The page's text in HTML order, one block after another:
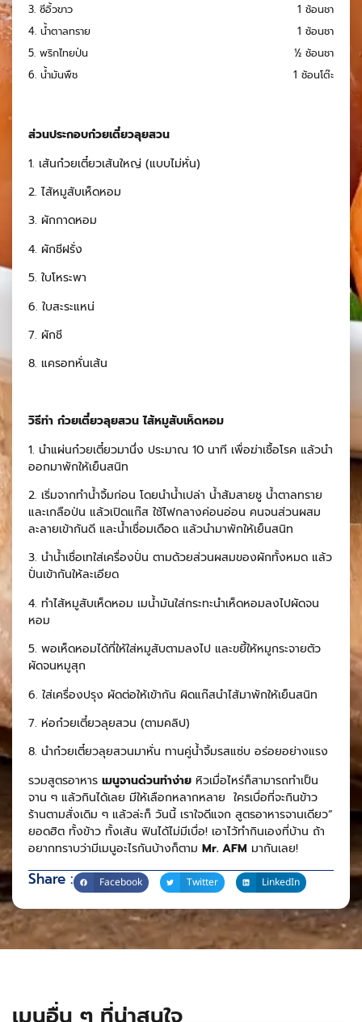
3. ซีอิ้วขาว
1 ช้อนชา
4. น้ำตาลทราย
1 ช้อนชา
5. พริกไทยป่น
½ ช้อนชา
6. น้ำมันพืช
1 ช้อนโต๊ะ
ส่วนประกอบก๋วยเตี๋ยวลุยสวน
1. เส้นก๋วยเตี๋ยวเส้นใหญ่ (แบบไม่หั่น)
2. ไส้หมูสับเห็ดหอม
3. ผักกาดหอม
4. ผักชีฝรั่ง
5. ใบโหระพา
6. ใบสะระแหน่
7. ผักชี
8. แครอทหั่นเส้น
วิธีทำ ก๋วยเตี๋ยวลุยสวน ไส้หมูสับเห็ดหอม
1. นำแผ่นก๋วยเตี๋ยวมานึ่ง ประมาณ 10 นาที เพื่อฆ่าเชื้อโรค แล้วนำ
ออกมาพักให้เย็นสนิท
2. เริ่มจากทำน้ำจิ้มก่อน โดยนำน้ำเปล่า น้ำส้มสายชู น้ำตาลทราย
และเกลือป่น แล้วเปิดแก๊ส ใช้ไฟกลางค่อนอ่อน คนจนส่วนผสม
ละลายเข้ากันดี และน้ำเชื่อมเดือด แล้วนำมาพักให้เย็นสนิท
3. นำน้ำเชื่อเทใส่เครื่องปั่น ตามด้วยส่วนผสมของผักทั้งหมด แล้ว
ปั่นเข้ากันให้ละเอียด
4. ทำไส้หมูสับเห็ดหอม เมน้ำมันใส่กระทะนำเห็ดหอมลงไปผัดจน
หอม
5. พอเห็ดหอมได้ที่ให้ใส่หมูสับตามลงไป และขยี้ให้หมูกระจายตัว
ผัดจนหมูสุก
6. ใส่เครื่องปรุง ผัดต่อให้เข้ากัน ผิดแก๊สนำไส้มาพักให้เย็นสนิท
7. ห่อก๋วยเตี๋ยวลุยสวน (ตามคลิป)
8. นำก๋วยเตี๋ยวลุยสวนมาหั่น ทานคู่น้ำจิ้มรสแซ่บ อร่อยอย่างแรง
รวมสูตรอาหาร เมนูจานด่วนทำง่าย หิวเมื่อไหร่ก็สามารถทำเป็น
จาน ๆ แล้วกินได้เลย มีให้เลือกหลากหลาย ใครเบื่อที่จะกินข้าว
ร้านตามสั่งเดิม ๆ แล้วล่ะก็ วันนี้ เราใจดีแจก สูตรอาหารจานเดียว”
ยอดฮิต ทั้งข้าว ทั้งเส้น ฟินได้ไม่มีเบื่อ! เอาไว้ทำกินเองที่บ้าน ถ้า
อยากทราบว่ามีเมนูอะไรกันบ้างก็ตาม Mr. AFM มากันเลย!
Share : Facebook Twitter LinkedIn